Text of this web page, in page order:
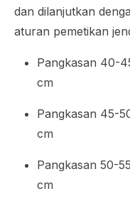
dan dilanjutkan
aturan pemetikan
Pangkasan 40-
cm
Pangkasan 45-
cm
Pangkasan 50-
cm